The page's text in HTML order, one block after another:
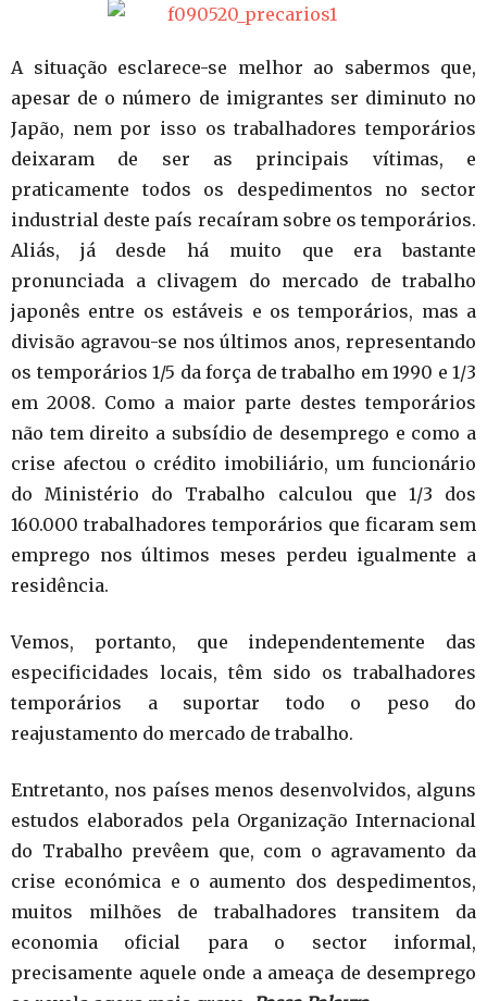
A situação esclarece-se melhor ao sabermos que,
apesar de o número de imigrantes ser diminuto no
Japão, nem por isso os trabalhadores temporários
deixaram de ser as principais vítimas, e
praticamente todos os despedimentos no sector
industrial deste país recaíram sobre os temporários.
Aliás, já desde há muito que era bastante
pronunciada a clivagem do mercado de trabalho
japonês entre os estáveis e os temporários, mas a
divisão agravou-se nos últimos anos, representando
os temporários 1/5 da força de trabalho em 1990 e 1/3
em 2008. Como a maior parte destes temporários
não tem direito a subsídio de desemprego e como a
crise afectou o crédito imobiliário, um funcionário
do Ministério do Trabalho calculou que 1/3 dos
160.000 trabalhadores temporários que ficaram sem
emprego nos últimos meses perdeu igualmente a
residência.
Vemos, portanto, que independentemente das
especificidades locais, têm sido os trabalhadores
temporários a suportar todo o peso do
reajustamento do mercado de trabalho.
Entretanto, nos países menos desenvolvidos, alguns
estudos elaborados pela Organização Internacional
do Trabalho prevêem que, com o agravamento da
crise económica e o aumento dos despedimentos,
muitos milhões de trabalhadores transitem da
economia oficial para o sector informal,
precisamente aquele onde a ameaça de desemprego